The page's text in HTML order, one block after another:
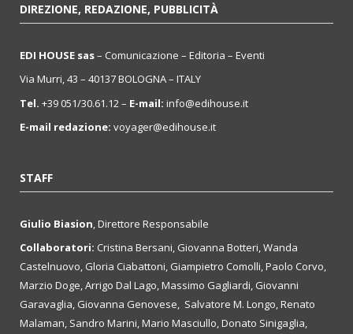
DIREZIONE, REDAZIONE, PUBBLICITÀ
EDI HOUSE sas– Comunicazione – Editoria – Eventi
Via Murri, 43 – 40137 BOLOGNA – ITALY
Tel. +39 051/30.61.12 – E-mail: info@edihouse.it
E-mail redazione: voyager@edihouse.it
STAFF
Giulio Biasion, Direttore Responsabile
Collaboratori: Cristina Bersani, Giovanna Botteri, Wanda
Castelnuovo, Gloria Ciabattoni, Giampietro Comolli, Paolo Corvo,
Marzio Doge, Arrigo Dal Lago, Massimo Gagliardi, Giovanni
Garavaglia, Giovanna Genovese, Salvatore M. Longo, Renato
Malaman, Sandro Marini, Mario Masciullo, Donato Sinigaglia,